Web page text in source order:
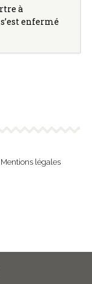
à
enfermé
Mentions légales
Pour Tous